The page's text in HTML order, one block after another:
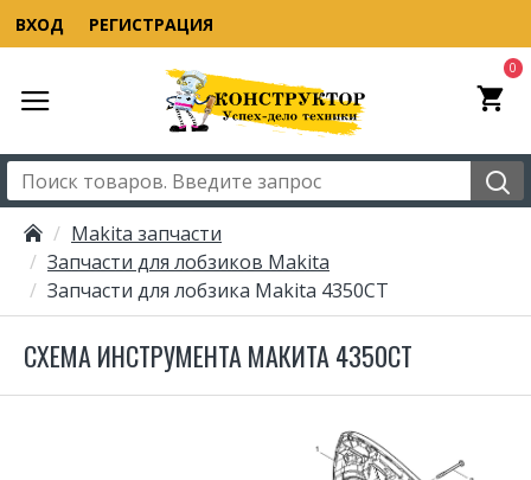
ВХОД РЕГИСТРАЦИЯ
0
Makita запчасти
Запчасти для лобзиков Makita
Запчасти для лобзика Makita 4350CT
СХЕМА ИНСТРУМЕНТА МАКИТА 4350CT